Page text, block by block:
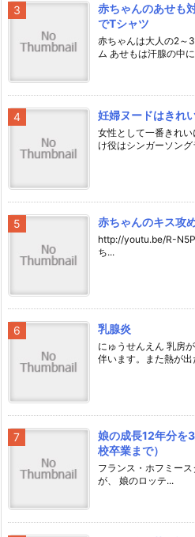
赤ちゃんのあせも
でTシャツ
赤ちゃんは大人の2～
ム あせもは汗腺の中
妊婦ヌードはきれ
女性として一番きれ
け役はシンガーソング
赤ちゃんのキス攻
http://youtu.be/R-
ち...
乳腺炎
にゅうせんえん 乳房
伴います。また熱が出
娘の成長12年分を
校卒業まで）
フランス・ホフミー
が、 娘のロッテ...